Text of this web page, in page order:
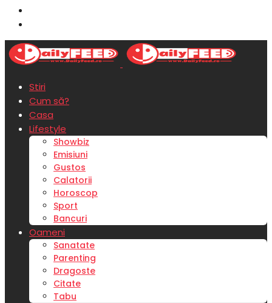
Stiri
Cum să?
Casa
Lifestyle
Showbiz
Emisiuni
Gustos
Calatorii
Horoscop
Sport
Bancuri
Oameni
Sanatate
Parenting
Dragoste
Citate
Tabu